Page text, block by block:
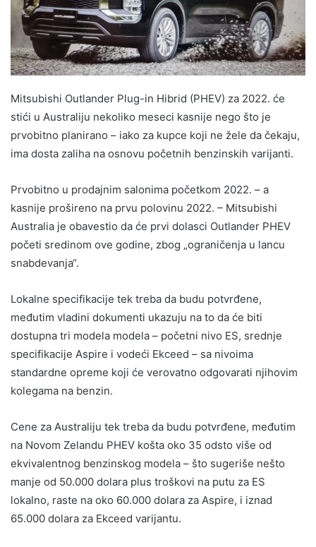
Mitsubishi Outlander Plug-in Hibrid (PHEV) za 2022. će
stići u Australiju nekoliko meseci kasnije nego što je
prvobitno planirano – iako za kupce koji ne žele da čekaju,
ima dosta zaliha na osnovu početnih benzinskih varijanti.
Prvobitno u prodajnim salonima početkom 2022. – a
kasnije prošireno na prvu polovinu 2022. – Mitsubishi
Australia je obavestio da će prvi dolasci Outlander PHEV
početi sredinom ove godine, zbog „ograničenja u lancu
snabdevanja“.
Lokalne specifikacije tek treba da budu potvrđene,
međutim vladini dokumenti ukazuju na to da će biti
dostupna tri modela modela – početni nivo ES, srednje
specifikacije Aspire i vodeći Ekceed – sa nivoima
standardne opreme koji će verovatno odgovarati njihovim
kolegama na benzin.
Cene za Australiju tek treba da budu potvrđene, međutim
na Novom Zelandu PHEV košta oko 35 odsto više od
ekvivalentnog benzinskog modela – što sugeriše nešto
manje od 50.000 dolara plus troškovi na putu za ES
lokalno, raste na oko 60.000 dolara za Aspire, i iznad
65.000 dolara za Ekceed varijantu.